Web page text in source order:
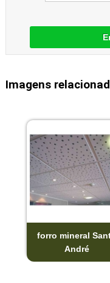
Imagens
forro mineral
André